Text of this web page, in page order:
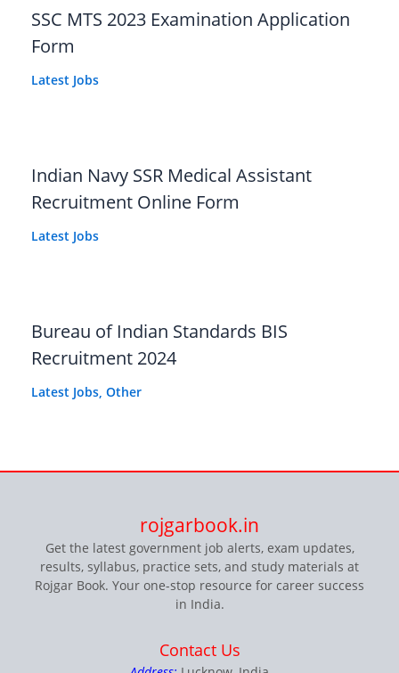
SSC MTS 2023 Examination Application
Form
Latest Jobs
Indian Navy SSR Medical Assistant
Recruitment Online Form
Latest Jobs
Bureau of Indian Standards BIS
Recruitment 2024
Latest Jobs, Other
rojgarbook.in
Get the latest government job alerts, exam updates,
results, syllabus, practice sets, and study materials at
Rojgar Book. Your one-stop resource for career success
in India.
Contact Us